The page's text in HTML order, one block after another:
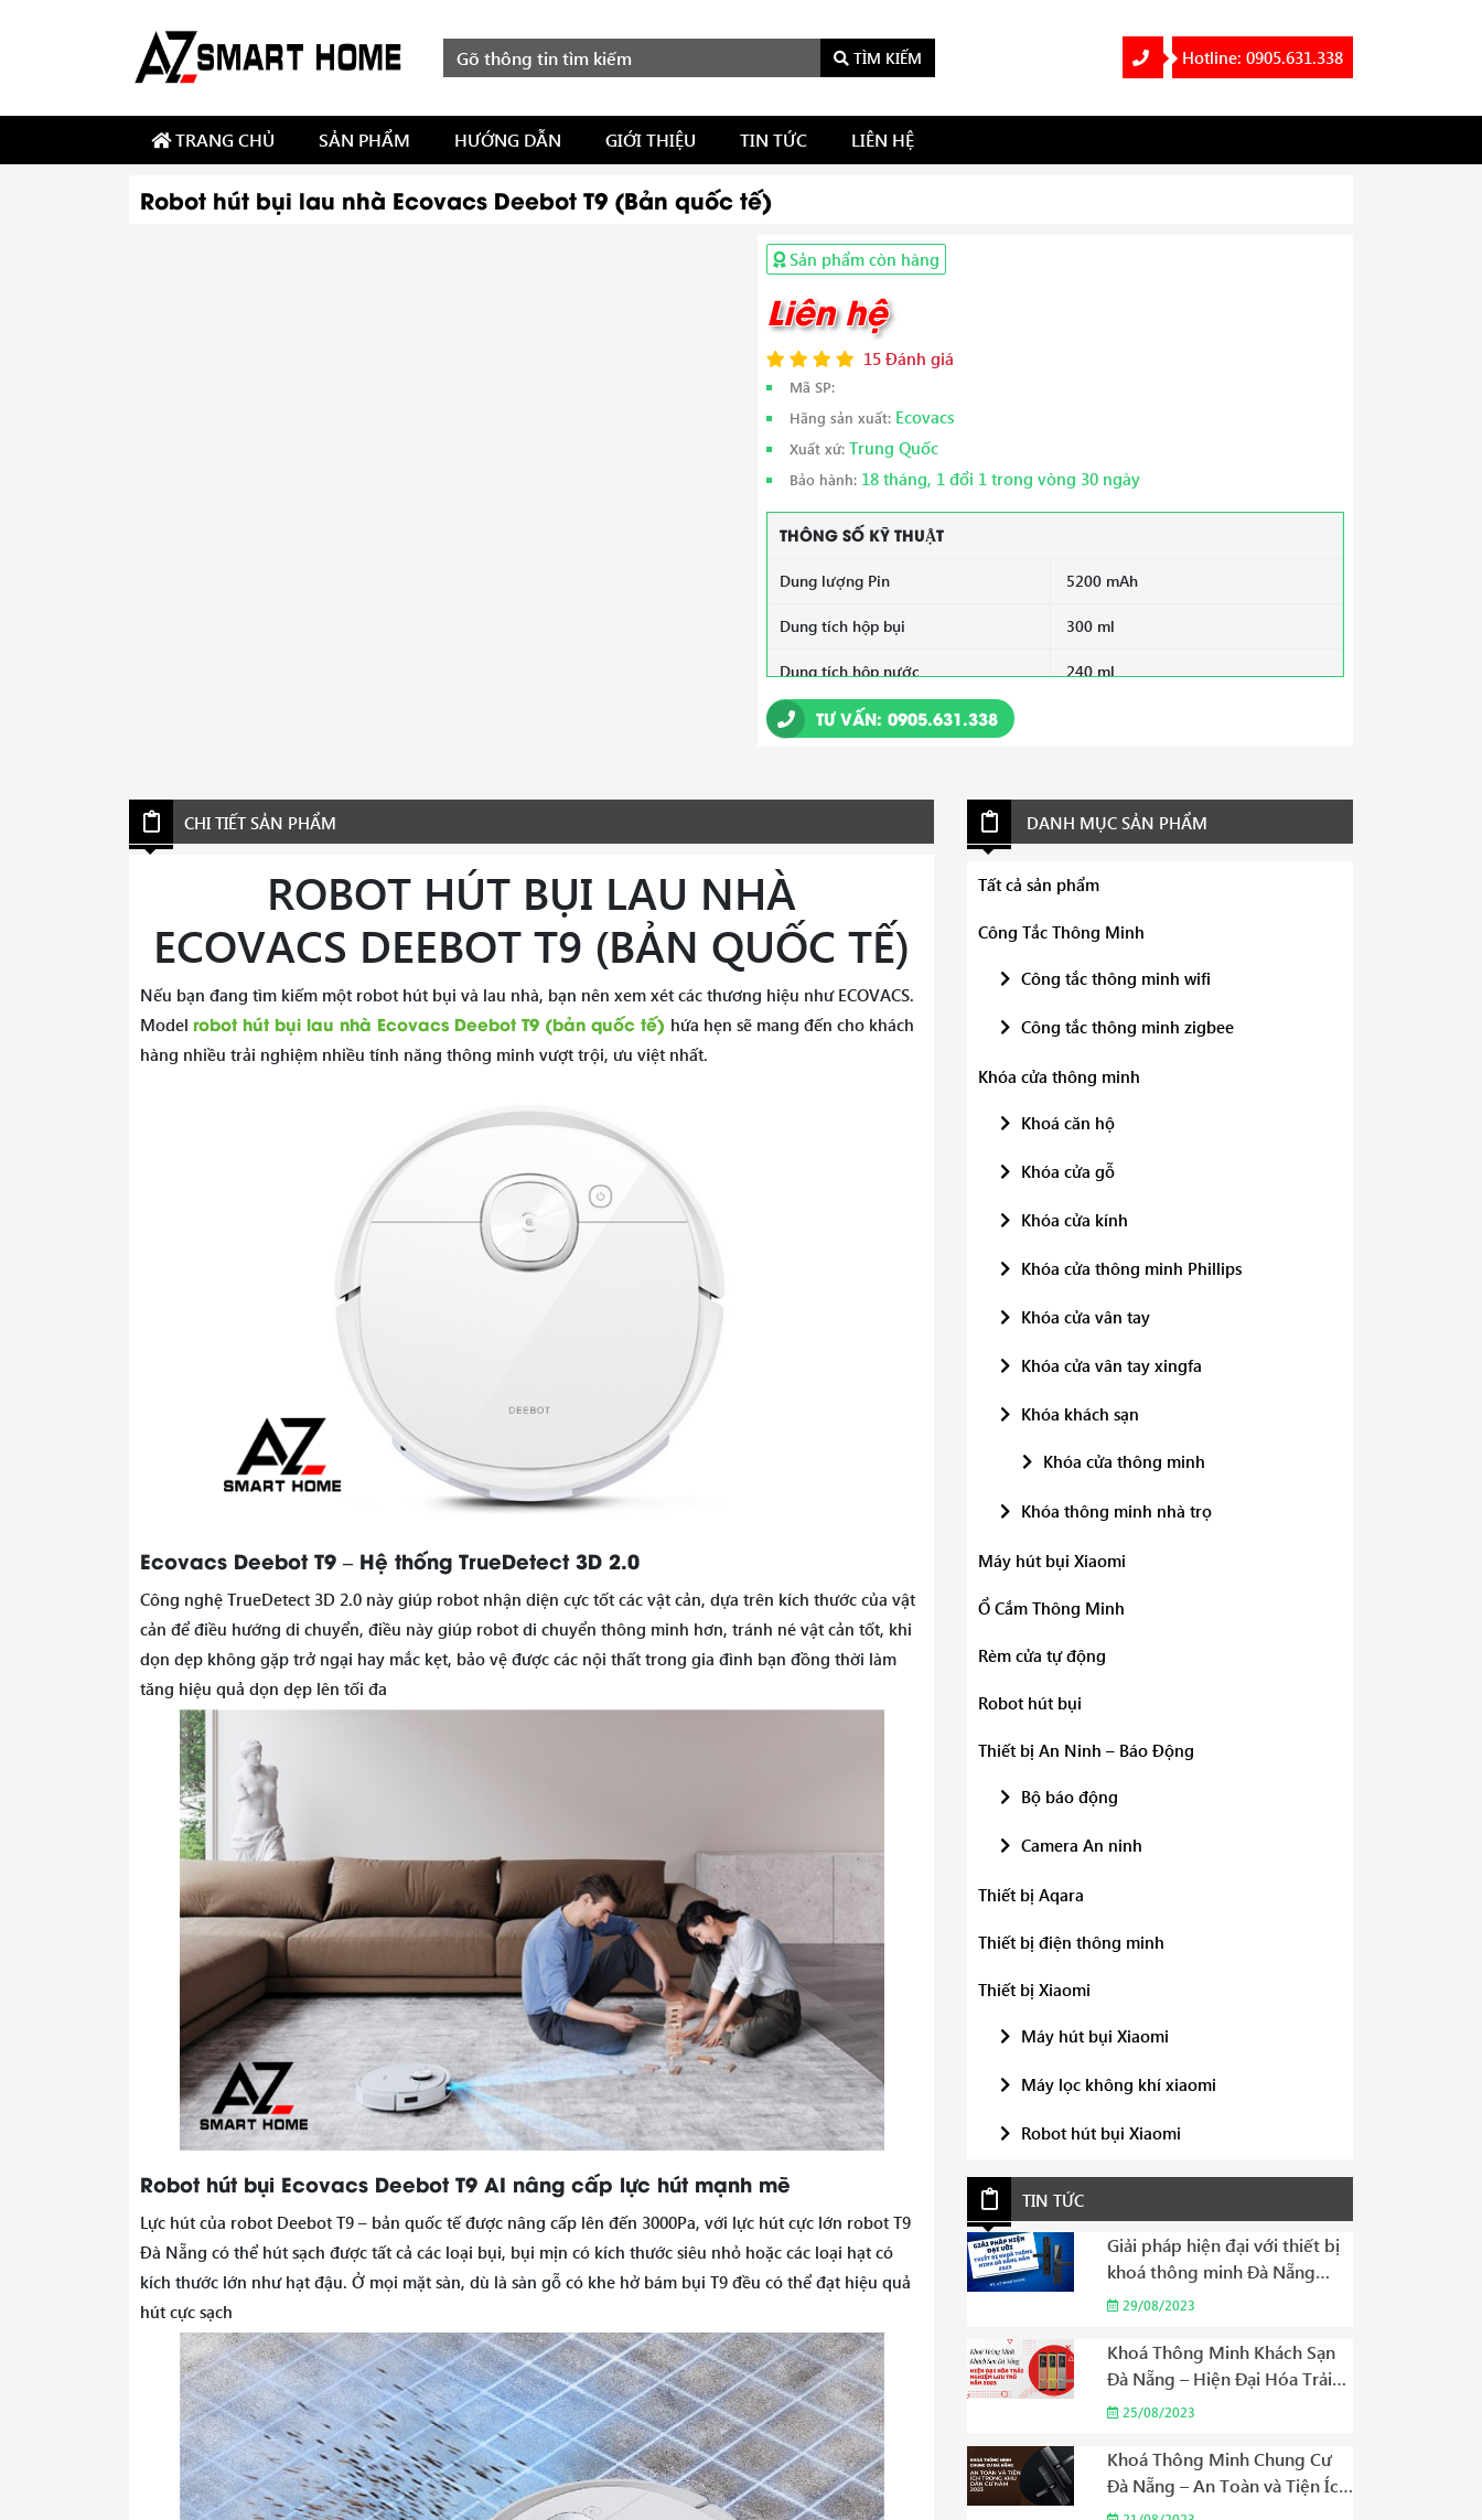
TÌM KIẾM Hotline: 0905.631.338
TRANG CHỦ SẢN PHẨM HƯỚNG DẪN GIỚI THIỆU TIN TỨC LIÊN HỆ
Robot hút bụi lau nhà Ecovacs Deebot T9 (Bản quốc tế)
Sản phẩm còn hàng
Liên hệ
15 Đánh giá
Mã SP:
Hãng sản xuất: Ecovacs
Xuất xứ: Trung Quốc
Bảo hành: 18 tháng, 1 đổi 1 trong vòng 30 ngày
THÔNG SỐ KỸ THUẬT
Dung lượng Pin 5200 mAh
Dung tích hộp bụi 300 ml
Dung tích hộp nước 240 ml
Lực Hút
Nhận diện thảm Có
Lau nhà Có
Cảm biến
AIVI 2.0 / TrueMapping 2.0 / laser
dToF
Độ ồn(dB) 70-76
2
Có
TƯ VẤN: 0905.631.338
CHI TIẾT SẢN PHẨM
ROBOT HÚT BỤI LAU NHÀ
ECOVACS DEEBOT T9 (BẢN QUỐC TẾ)
Nếu bạn đang tìm kiếm một robot hút bụi và lau nhà, bạn nên xem xét các thương hiệu như ECOVACS.
Model robot hút bụi lau nhà Ecovacs Deebot T9 (bản quốc tế) hứa hẹn sẽ mang đến cho khách
hàng nhiều trải nghiệm nhiều tính năng thông minh vượt trội, ưu việt nhất.
Ecovacs Deebot T9 – Hệ thống TrueDetect 3D 2.0
Công nghệ TrueDetect 3D 2.0 này giúp robot nhận diện cực tốt các vật cản, dựa trên kích thước của vật
cản để điều hướng di chuyển, điều này giúp robot di chuyển thông minh hơn, tránh né vật cản tốt, khi
dọn dẹp không gặp trở ngại hay mắc kẹt, bảo vệ được các nội thất trong gia đình bạn đồng thời làm
tăng hiệu quả dọn dẹp lên tối đa
Robot hút bụi Ecovacs Deebot T9 AI nâng cấp lực hút mạnh mẽ
Lực hút của robot Deebot T9 – bản quốc tế được nâng cấp lên đến 3000Pa, với lực hút cực lớn robot T9
Đà Nẵng có thể hút sạch được tất cả các loại bụi, bụi mịn có kích thước siêu nhỏ hoặc các loại hạt có
kích thước lớn như hạt đậu. Ở mọi mặt sàn, dù là sàn gỗ có khe hở bám bụi T9 đều có thể đạt hiệu quả
hút cực sạch
DANH MỤC SẢN PHẨM
Tất cả sản phẩm
Công Tắc Thông Minh
Công tắc thông minh wifi
Công tắc thông minh zigbee
Khóa cửa thông minh
Khoá căn hộ
Khóa cửa gỗ
Khóa cửa kính
Khóa cửa thông minh Phillips
Khóa cửa vân tay
Khóa cửa vân tay xingfa
Khóa khách sạn
Khóa cửa thông minh
Khóa thông minh nhà trọ
Máy hút bụi Xiaomi
Ổ Cắm Thông Minh
Rèm cửa tự động
Robot hút bụi
Thiết bị An Ninh – Báo Động
Bộ báo động
Camera An ninh
Thiết bị Aqara
Thiết bị điện thông minh
Thiết bị Xiaomi
Máy hút bụi Xiaomi
Máy lọc không khí xiaomi
Robot hút bụi Xiaomi
TIN TỨC
Giải pháp hiện đại với thiết bị
khoá thông minh Đà Nẵng
năm 2023
29/08/2023
Khoá Thông Minh Khách Sạn
Đà Nẵng – Hiện Đại Hóa Trải
Nghiệm Lưu Trú Năm 2023
25/08/2023
Khoá Thông Minh Chung Cư
Đà Nẵng – An Toàn và Tiện Ích
Trong Khu Dân Cư Năm 2023